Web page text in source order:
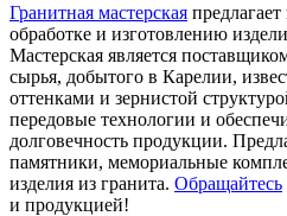
Гранитная мастерская
обработке и изготовлению
Мастерская является
сырья, добытого в Карелии,
оттенками и зернистой
передовые технологии и
долговечность продукции.
памятники, мемориальные
изделия из гранита. Обращайтесь
и продукцией!